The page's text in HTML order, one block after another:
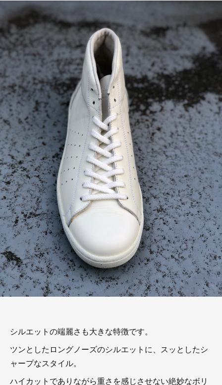
シルエットの端麗さも大きな特徴です。
ツンとしたロングノーズのシルエットに、スッとしたシ
ャープなスタイル。
ハイカットでありながら重さを感じさせない絶妙なボリ